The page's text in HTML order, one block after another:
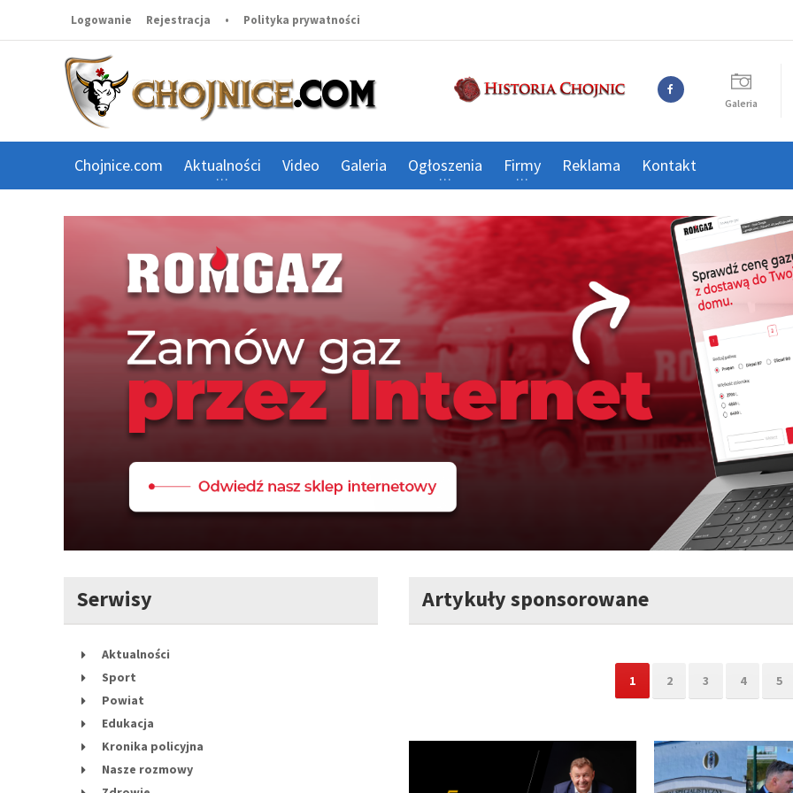
Logowanie Rejestracja • Polityka prywatności
Galeria
Chojnice.com Aktualności Video Galeria Ogłoszenia Firmy Reklama Kontakt
Serwisy
Aktualności
Sport
Powiat
Edukacja
Kronika policyjna
Nasze rozmowy
Artykuły sponsorowane
1 2 3 4 5